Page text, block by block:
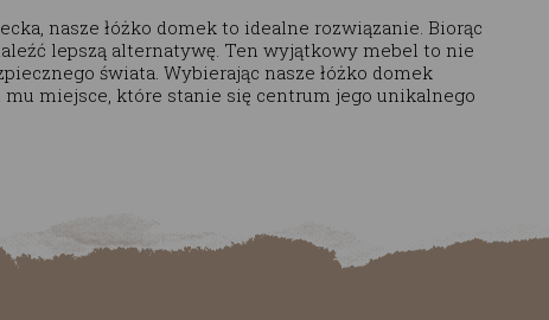
nasze łóżko domek to idealne rozwiązanie. Biorąc
lepszą alternatywę. Ten wyjątkowy mebel to nie
świata. Wybierając nasze łóżko domek
mu miejsce, które stanie się centrum jego unikalnego